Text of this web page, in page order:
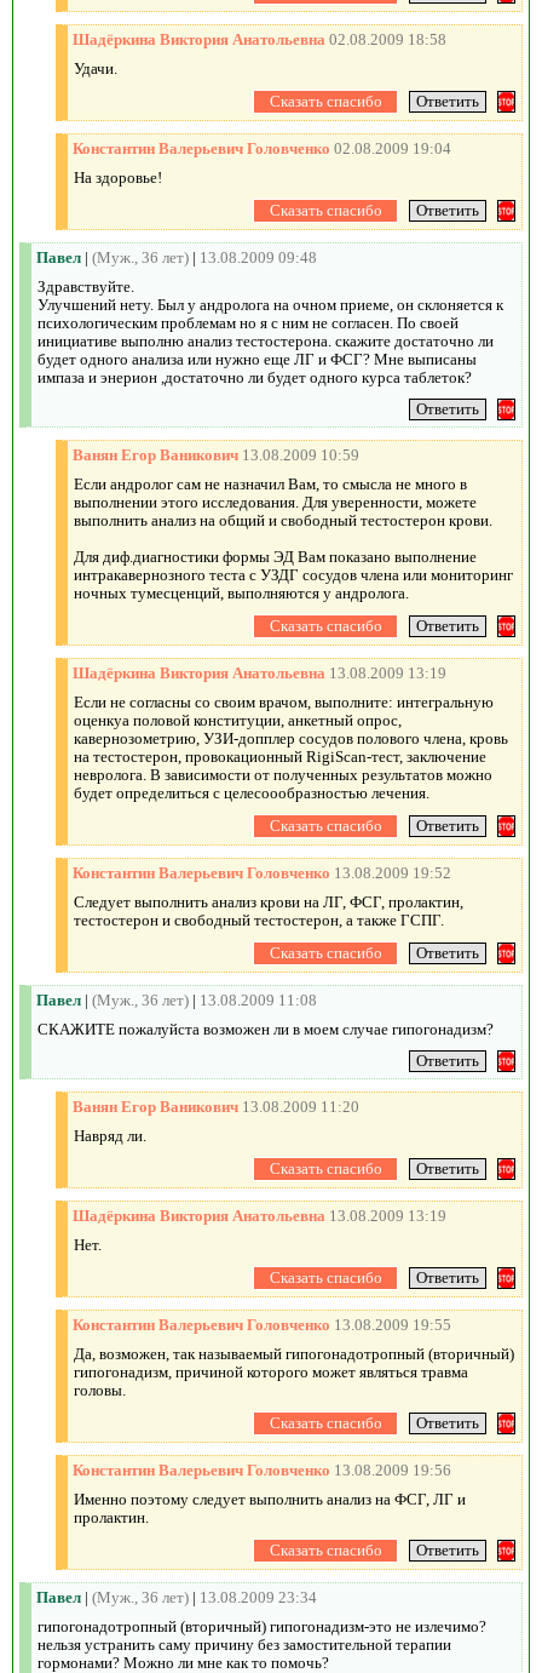
Шадёркина Виктория Анатольевна 02.08.2009 18:58
Удачи.
Константин Валерьевич Головченко 02.08.2009 19:04
На здоровье!
Павел | (Муж., 36 лет) | 13.08.2009 09:48
Здравствуйте.
Улучшений нету. Был у андролога на очном приеме, он склоняется к
психологическим проблемам но я с ним не согласен. По своей
инициативе выполню анализ тестостерона. скажите достаточно ли
будет одного анализа или нужно еще ЛГ и ФСГ? Мне выписаны
импаза и энерион ,достаточно ли будет одного курса таблеток?
Ванян Егор Ваникович 13.08.2009 10:59
Если андролог сам не назначил Вам, то смысла не много в
выполнении этого исследования. Для уверенности, можете
выполнить анализ на общий и свободный тестостерон крови.
Для диф.диагностики формы ЭД Вам показано выполнение
интракавернозного теста с УЗДГ сосудов члена или мониторинг
ночных тумесценций, выполняются у андролога.
Шадёркина Виктория Анатольевна 13.08.2009 13:19
Если не согласны со своим врачом, выполните: интегральную
оценкуа половой конституции, анкетный опрос,
кавернозометрию, УЗИ-допплер сосудов полового члена, кровь
на тестостерон, провокационный RigiScan-тест, заключение
невролога. В зависимости от полученных результатов можно
будет определиться с целесоообразностью лечения.
Константин Валерьевич Головченко 13.08.2009 19:52
Следует выполнить анализ крови на ЛГ, ФСГ, пролактин,
тестостерон и свободный тестостерон, а также ГСПГ.
Павел | (Муж., 36 лет) | 13.08.2009 11:08
CКАЖИТЕ пожалуйста возможен ли в моем случае гипогонадизм?
Ванян Егор Ваникович 13.08.2009 11:20
Навряд ли.
Шадёркина Виктория Анатольевна 13.08.2009 13:19
Нет.
Константин Валерьевич Головченко 13.08.2009 19:55
Да, возможен, так называемый гипогонадотропный (вторичный)
гипогонадизм, причиной которого может являться травма
головы.
Константин Валерьевич Головченко 13.08.2009 19:56
Именно поэтому следует выполнить анализ на ФСГ, ЛГ и
пролактин.
Павел | (Муж., 36 лет) | 13.08.2009 23:34
гипогонадотропный (вторичный) гипогонадизм-это не излечимо?
нельзя устранить саму причину без замостительной терапии
гормонами? Можно ли мне как то помочь?